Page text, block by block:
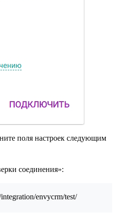
поля настроек следующим
соединения»:
envycrm/test/